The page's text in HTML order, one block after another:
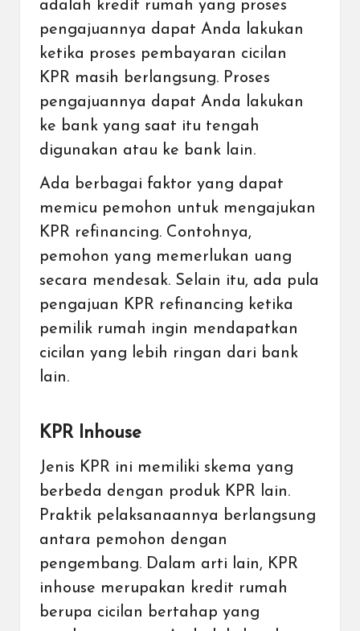
adalah kredit rumah yang proses
pengajuannya dapat Anda lakukan
ketika proses pembayaran cicilan
KPR masih berlangsung. Proses
pengajuannya dapat Anda lakukan
ke bank yang saat itu tengah
digunakan atau ke bank lain.
Ada berbagai faktor yang dapat
memicu pemohon untuk mengajukan
KPR refinancing. Contohnya,
pemohon yang memerlukan uang
secara mendesak. Selain itu, ada pula
pengajuan KPR refinancing ketika
pemilik rumah ingin mendapatkan
cicilan yang lebih ringan dari bank
lain.
KPR Inhouse
Jenis KPR ini memiliki skema yang
berbeda dengan produk KPR lain.
Praktik pelaksanaannya berlangsung
antara pemohon dengan
pengembang. Dalam arti lain, KPR
inhouse merupakan kredit rumah
berupa cicilan bertahap yang